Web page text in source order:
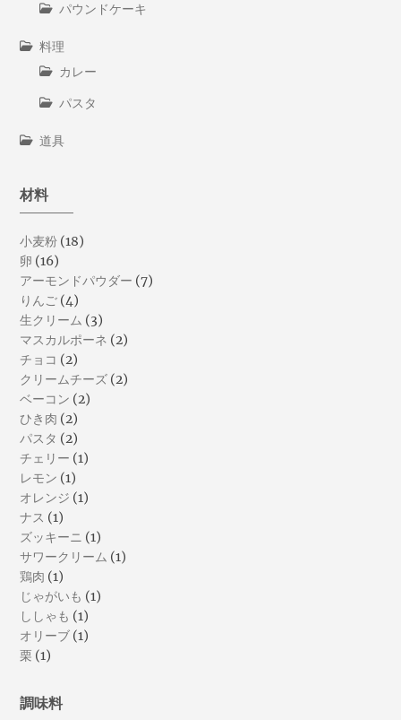
パウンドケーキ
料理
カレー
パスタ
道具
材料
小麦粉 (18)
卵 (16)
アーモンドパウダー (7)
りんご (4)
生クリーム (3)
マスカルポーネ (2)
チョコ (2)
クリームチーズ (2)
ベーコン (2)
ひき肉 (2)
パスタ (2)
チェリー (1)
レモン (1)
オレンジ (1)
ナス (1)
ズッキーニ (1)
サワークリーム (1)
鶏肉 (1)
じゃがいも (1)
ししゃも (1)
オリーブ (1)
栗 (1)
調味料